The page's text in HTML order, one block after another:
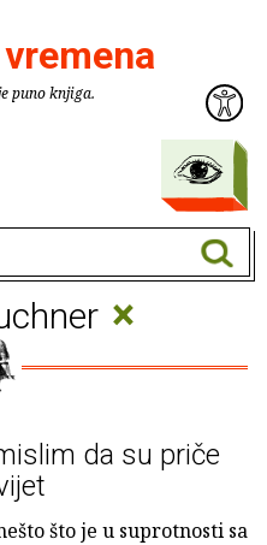
puno knjiga.
×
da su priče
što je u suprotnosti sa